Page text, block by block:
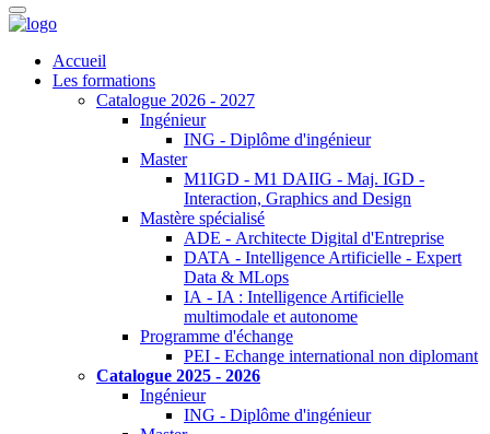
Accueil
Les formations
Catalogue 2026 - 2027
Ingénieur
ING - Diplôme d'ingénieur
Master
M1IGD - M1 DAIIG - Maj. IGD -
Interaction, Graphics and Design
Mastère spécialisé
ADE - Architecte Digital d'Entreprise
DATA - Intelligence Artificielle - Expert
Data & MLops
IA - IA : Intelligence Artificielle
multimodale et autonome
Programme d'échange
PEI - Echange international non diplomant
Catalogue 2025 - 2026
Ingénieur
ING - Diplôme d'ingénieur